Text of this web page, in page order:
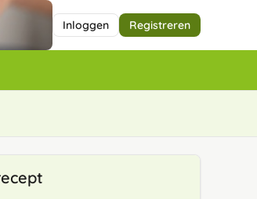
Inloggen Registreren